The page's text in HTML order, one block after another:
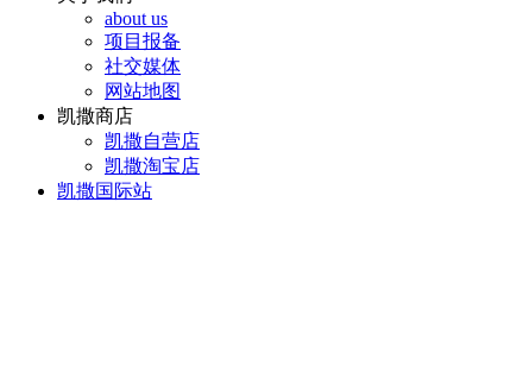
about us
项目报备
社交媒体
网站地图
凯撒商店
凯撒自营店
凯撒淘宝店
凯撒国际站